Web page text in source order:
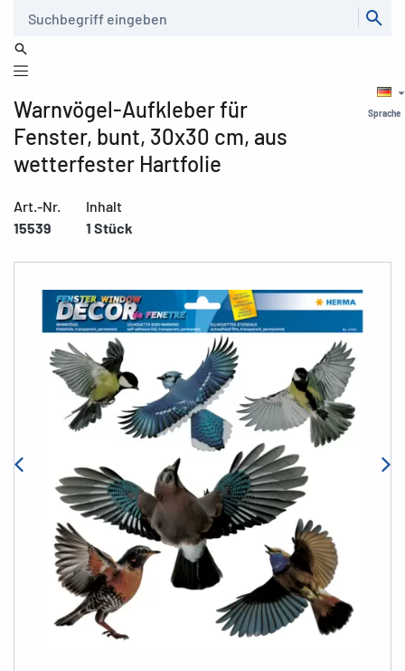
Sprache
Warnvögel-Aufkleber für
Fenster, bunt, 30x30 cm, aus
wetterfester Hartfolie
Art.-Nr.
15539
Inhalt
1 Stück